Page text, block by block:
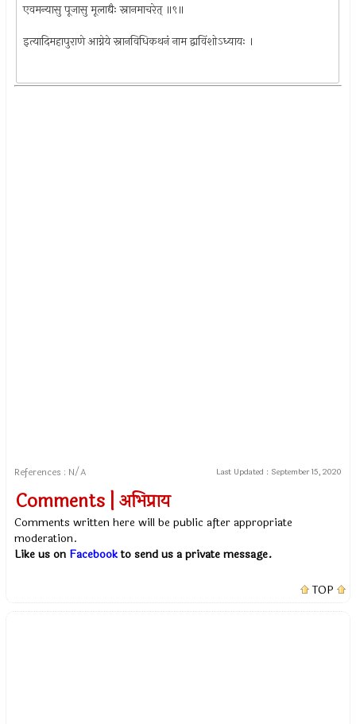
एवमन्यासु पूजासु मूलाद्यैः स्नानमाचरेत् ॥९॥
इत्यादिमहापुराणे आग्नेये स्नानविधिकथनं नाम द्वाविंशोऽध्यायः ।
References : N/A Last Updated : September 15, 2020
Comments | अभिप्राय
Comments written here will be public after appropriate
moderation.
Like us on Facebookto send us a private message.
TOP